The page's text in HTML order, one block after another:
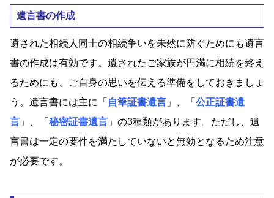
遺言書の作成
遺された相続人同士の相続争いを未然に防ぐためにも遺言
書の作成は有効です。遺されたご家族が円満に相続を終え
るためにも、ご自身の思いを伝える準備をしておきましょ
う。遺言書には主に「 自筆証書遺言 」、「 公正証書遺
言 」、「 秘密証書遺言 」の3種類があります。ただし、遺
言書は一定の要件を満たしていないと無効となるため注意
が必要です。